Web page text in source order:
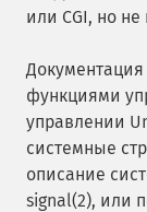
или CGI, но
функциями
управлении
системные
описание
signal(2), или